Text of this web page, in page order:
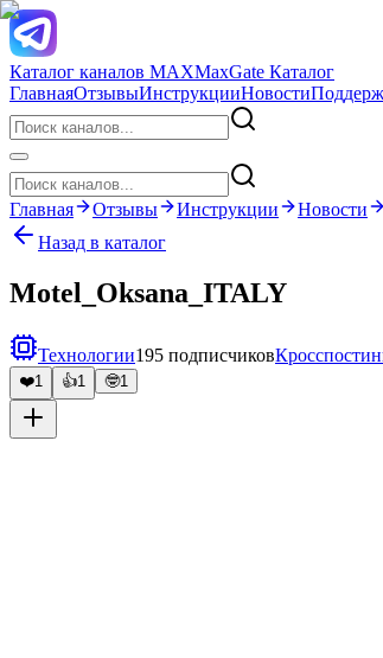
Каталог каналов MAXMaxGate Каталог
ГлавнаяОтзывыИнструкцииНовости
Главная Отзывы Инструкции Новости
Назад в каталог
Motel_Oksana_ITALY
Технологии195 подписчиков
❤️1 👍1 🤓1